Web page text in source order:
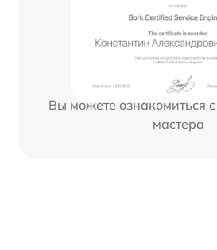
Вы можете ознакомиться
мастера